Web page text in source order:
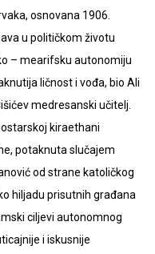
osnovana 1906.
u političkom životu
– mearifsku autonomiju
ličnost i vođa, bio Ali
medresanski učitelj.
kiraethani
potaknuta slučajem
od strane katoličkog
hiljadu prisutnih građana
ciljevi autonomnog
i iskusnije